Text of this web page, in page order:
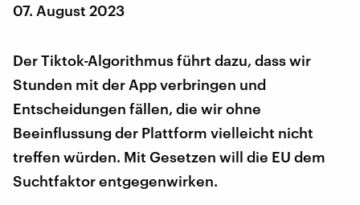
07. August 2023
Der Tiktok-Algorithmus führt dazu, dass wir
Stunden mit der App verbringen und
Entscheidungen fällen, die wir ohne
Beeinflussung der Plattform vielleicht nicht
treffen würden. Mit Gesetzen will die EU dem
Suchtfaktor entgegenwirken.